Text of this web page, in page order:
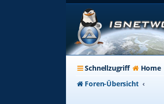
Schnellzugriff Home
Foren-Übersicht